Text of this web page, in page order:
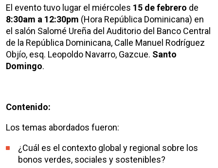
El evento tuvo lugar el miércoles 15 de febrero de
8:30am a 12:30pm (Hora República Dominicana) en
el salón Salomé Ureña del Auditorio del Banco Central
de la República Dominicana, Calle Manuel Rodríguez
Objío, esq. Leopoldo Navarro, Gazcue. Santo
Domingo.
Contenido:
Los temas abordados fueron:
¿Cuál es el contexto global y regional sobre los
bonos verdes, sociales y sostenibles?